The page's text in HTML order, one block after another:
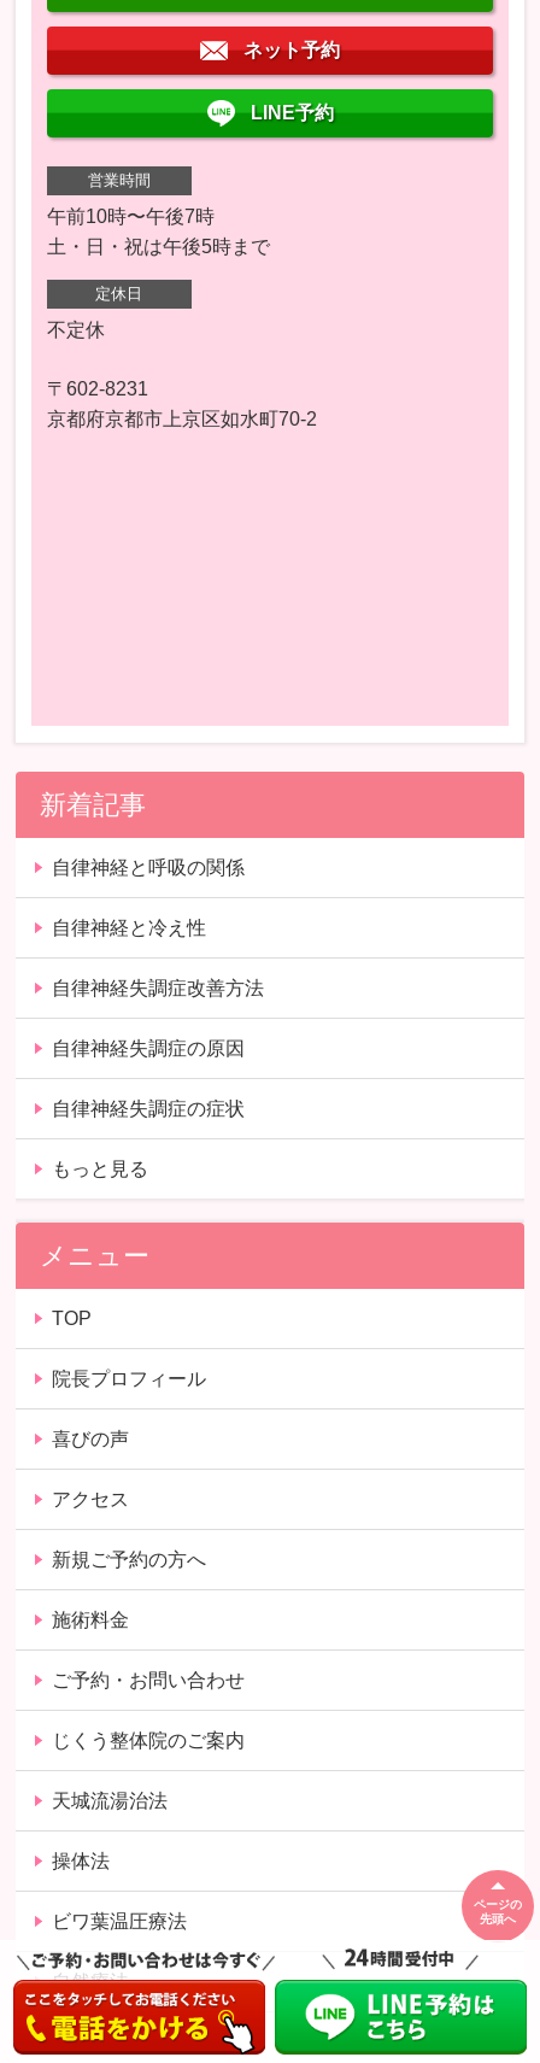
ネット予約
LINE予約
営業時間
午前10時〜午後7時
土・日・祝は午後5時まで
定休日
不定休
〒602-8231
京都府京都市上京区如水町70-2
新着記事
自律神経と呼吸の関係
自律神経と冷え性
自律神経失調症改善方法
自律神経失調症の原因
自律神経失調症の症状
もっと見る
メニュー
TOP
院長プロフィール
喜びの声
アクセス
新規ご予約の方へ
施術料金
ご予約・お問い合わせ
じくう整体院のご案内
天城流湯治法
操体法
ビワ葉温圧療法
自然療法
温熱療法
ページの
先頭へ